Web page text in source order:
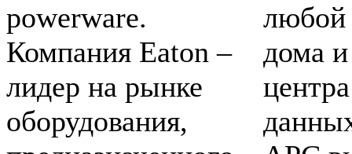
powerware.
Компания Eaton –
лидер на рынке
оборудования,
любой
дома